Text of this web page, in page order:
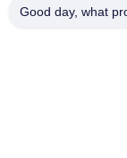
Good day, what